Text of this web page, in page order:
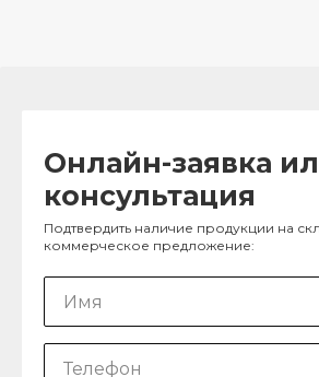
Онлайн-заявка
консультация
Подтвердить наличие продукции на
коммерческое предложение: